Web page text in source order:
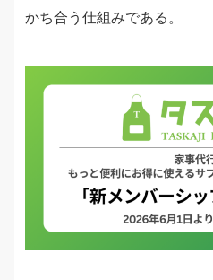
かち合う仕組みである。